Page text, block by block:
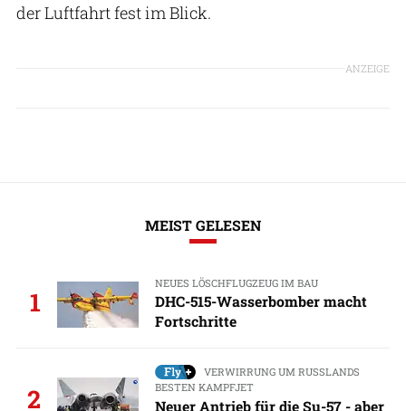
der Luftfahrt fest im Blick.
ANZEIGE
MEIST GELESEN
1
NEUES LÖSCHFLUGZEUG IM BAU
DHC-515-Wasserbomber macht
Fortschritte
2
VERWIRRUNG UM RUSSLANDS
BESTEN KAMPFJET
Neuer Antrieb für die Su-57 - aber